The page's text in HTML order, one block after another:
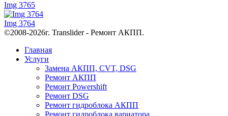
Img 3765
Img 3764
©2008-2026г. Translider - Ремонт АКПП.
Главная
Услуги
Замена АКПП, CVT, DSG
Ремонт АКПП
Ремонт Powershift
Ремонт DSG
Ремонт гидроблока АКПП